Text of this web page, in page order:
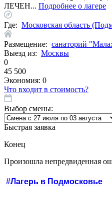
ЛЕЧЕН... Подробнее о лагере
Где: Московская область
Размещение: санаторий
Выезд из: Москвы
0
45 500
Экономия: 0
Что входит в стоимость?
Выбор смены:
Быстрая заявка
Конец
Произошла непредвиденная
#Лагерь в Подмосковье